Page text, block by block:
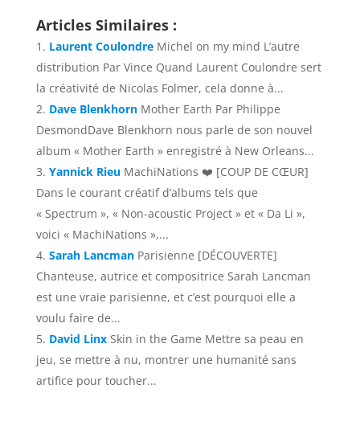
Articles Similaires :
Laurent Coulondre Michel on my mind L’autre
distribution Par Vince Quand Laurent Coulondre sert
la créativité de Nicolas Folmer, cela donne à...
Dave Blenkhorn Mother Earth Par Philippe
DesmondDave Blenkhorn nous parle de son nouvel
album « Mother Earth » enregistré à New Orleans...
Yannick Rieu MachiNations ❤️ [COUP DE CŒUR]
Dans le courant créatif d’albums tels que
« Spectrum », « Non-acoustic Project » et « Da Li »,
voici « MachiNations »,...
Sarah Lancman Parisienne [DÉCOUVERTE]
Chanteuse, autrice et compositrice Sarah Lancman
est une vraie parisienne, et c’est pourquoi elle a
voulu faire de...
David Linx Skin in the Game Mettre sa peau en
jeu, se mettre à nu, montrer une humanité sans
artifice pour toucher...